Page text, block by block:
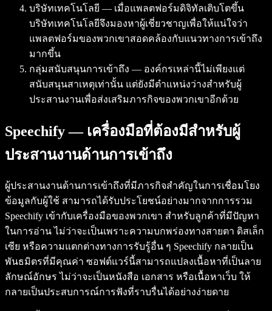
บริษัทเทคโนโลยี — เมื่อแพลตฟอร์มดิจิทัลเติบโตขึ้น
บริษัทเทคโนโลยีจึงมองหาผู้เชี่ยวชาญเพื่อให้แน่ใจว่า
แพลตฟอร์มของพวกเขาสอดคล้องกับแนวทางการเข้าถึง
มากขึ้น
กลุ่มสนับสนุนการเข้าถึง — องค์กรเหล่านี้ไม่เพียงแต่
สนับสนุนสาเหตุเท่านั้น แต่ยังมีตำแหน่งว่างสำหรับผู้
ประสานงานเพื่อส่งเสริมภารกิจของพวกเขาอีกด้วย
Speechify — เครื่องมือที่ต้องมีสำหรับผู้
ประสานงานด้านการเข้าถึง
ผู้ประสานงานด้านการเข้าถึงที่มีภารกิจสำคัญในการเชื่อมโยง
ข้อมูลกับผู้ใช้ สามารถได้รับประโยชน์อย่างมากจากการรวม
Speechify เข้ากับเครื่องมือของพวกเขา สำหรับลูกค้าที่มีปัญหา
ในการอ่าน ไม่ว่าจะเป็นเพราะความบกพร่องทางสายตา ดิสเล็ก
เซีย หรือความแตกต่างทางการรับรู้อื่น ๆ Speechify กลายเป็น
พันธมิตรที่มีคุณค่า ซอฟต์แวร์นี้สามารถแปลงเนื้อหาที่เป็นลาย
ลักษณ์อักษร ไม่ว่าจะเป็นหนังสือ เอกสาร หรือเนื้อหาเว็บ ให้
กลายเป็นประสบการณ์การฟังที่ราบรื่นได้อย่างง่ายดาย